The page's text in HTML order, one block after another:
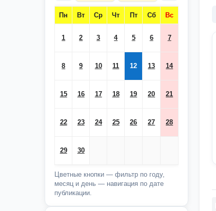
Пн Вт Ср Чт Пт Сб Вс
1 2 3 4 5 6 7
8 9 10 11 12 13 14
15 16 17 18 19 20 21
22 23 24 25 26 27 28
29 30
Цветные кнопки — фильтр по году,
месяц и день — навигация по дате
публикации.